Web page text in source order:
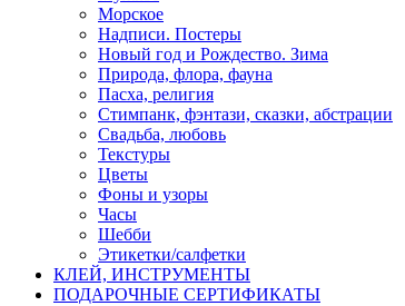
Морское
Надписи. Постеры
Новый год и Рождество. Зима
Природа, флора, фауна
Пасха, религия
Стимпанк, фэнтази, сказки, абстрации
Свадьба, любовь
Текстуры
Цветы
Фоны и узоры
Часы
Шебби
Этикетки/салфетки
КЛЕЙ, ИНСТРУМЕНТЫ
ПОДАРОЧНЫЕ СЕРТИФИКАТЫ